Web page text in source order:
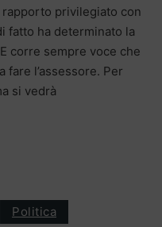
privilegiato con
fatto ha determinato la
corre sempre voce che
fare l’assessore. Per
si vedrà
Politica